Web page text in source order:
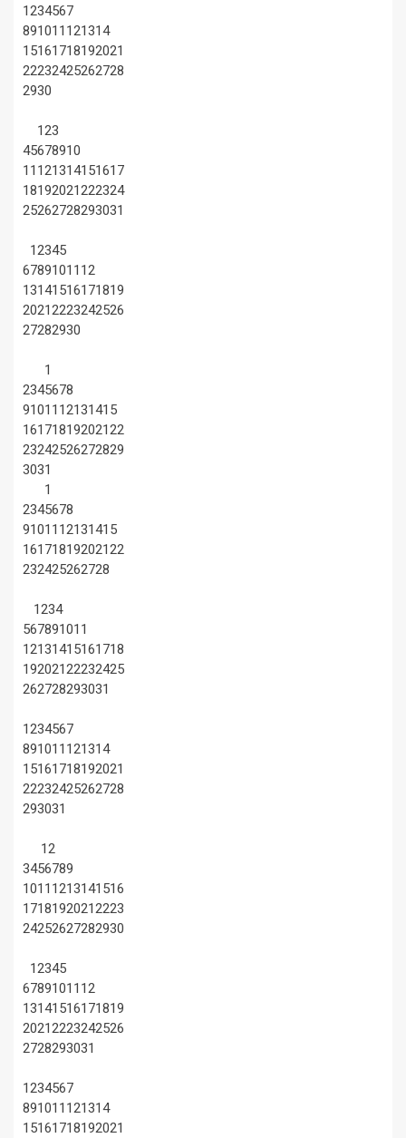
1234567
891011 121314
15161718192021
22232425262728
2930
123
45678910
11 121314151617
18192021222324
25262728293031
12345
67891011 12
13141516171819
20212223242526
27282930
1
2345678
91011 12131415
16171819202122
23242526272829
3031
1
2345678
91011 12131415
16171819202122
232425262728
1234
567891011
12131415161718
19202122232425
262728293031
1234567
891011 121314
15161718192021
22232425262728
293031
12
3456789
1011 1213141516
17181920212223
24252627282930
12345
67891011 12
13141516171819
20212223242526
2728293031
1234567
891011 121314
15161718192021